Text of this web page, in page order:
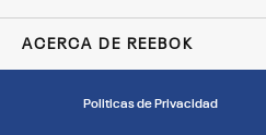
ACERCA DE REEBOK
Politicas de Privacidad